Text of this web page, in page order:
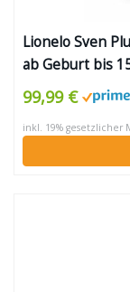
Lionelo Sven
ab Geburt bis
99,99 €
inkl. 19% gesetzlicher